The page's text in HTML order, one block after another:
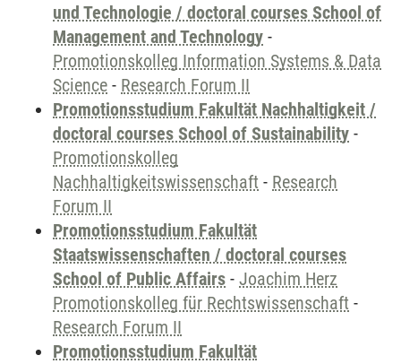
und Technologie / doctoral courses School of
Management and Technology -
Promotionskolleg Information Systems & Data
Science - Research Forum II
Promotionsstudium Fakultät Nachhaltigkeit /
doctoral courses School of Sustainability -
Promotionskolleg
Nachhaltigkeitswissenschaft - Research
Forum II
Promotionsstudium Fakultät
Staatswissenschaften / doctoral courses
School of Public Affairs - Joachim Herz
Promotionskolleg für Rechtswissenschaft -
Research Forum II
Promotionsstudium Fakultät